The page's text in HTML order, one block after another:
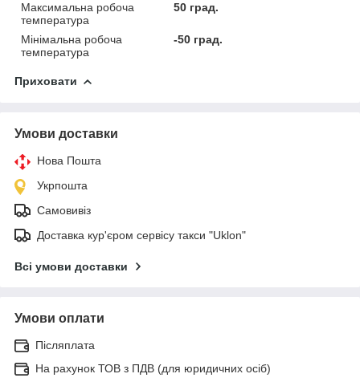
Максимальна робоча
температура
50 град.
Мінімальна робоча
температура
-50 град.
Приховати
Умови доставки
Нова Пошта
Укрпошта
Самовивіз
Доставка кур'єром сервісу такси "Uklon"
Всі умови доставки
Умови оплати
Післяплата
На рахунок ТОВ з ПДВ (для юридичних осіб)